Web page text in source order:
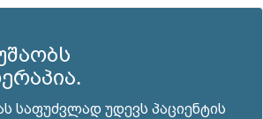
საფუძვლად უდევს პაციენტის